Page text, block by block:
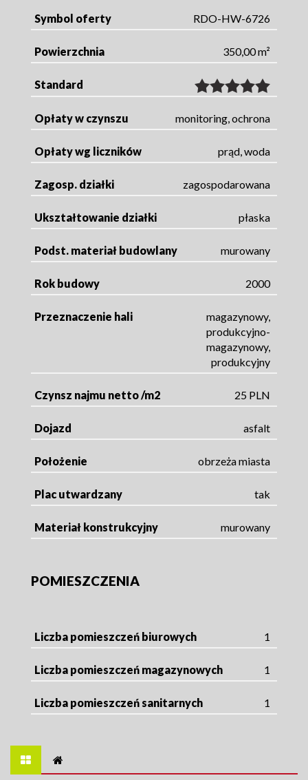
Symbol oferty RDO-HW-6726
Powierzchnia 350,00 m²
Standard
Opłaty w czynszu monitoring, ochrona
Opłaty wg liczników prąd, woda
Zagosp. działki zagospodarowana
Ukształtowanie działki płaska
Podst. materiał budowlany murowany
Rok budowy 2000
Przeznaczenie hali
magazynowy,
produkcyjno-
magazynowy,
produkcyjny
Czynsz najmu netto /m2 25 PLN
Dojazd asfalt
Położenie obrzeża miasta
Plac utwardzany tak
Materiał konstrukcyjny murowany
POMIESZCZENIA
Liczba pomieszczeń biurowych 1
Liczba pomieszczeń magazynowych 1
Liczba pomieszczeń sanitarnych 1